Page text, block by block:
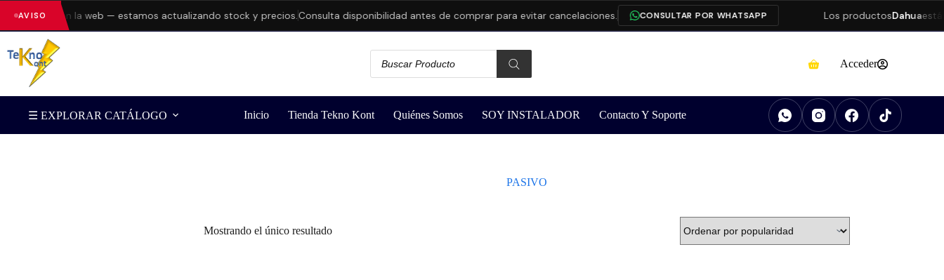
AVISO
errores en la web — estamos actualizando stock y precios.Consulta disponibilidad antes de comprar para evitar cancelaciones. CONSULTAR POR WHATSAPP Los productosDahua
Acceder
☰ EXPLORAR CATÁLOGO Inicio Tienda Tekno Kont Quiénes Somos SOY INSTALADOR Contacto Y Soporte
PASIVO
Mostrando el único resultado